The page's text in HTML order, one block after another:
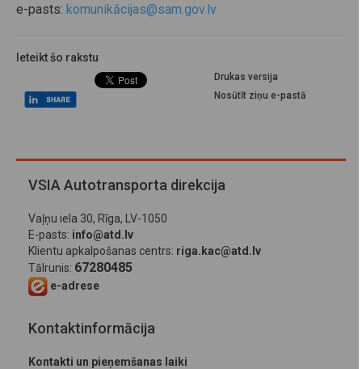
e-pasts: komunikācijas@sam.gov.lv
Ieteikt šo rakstu
Drukas versija
Nosūtīt ziņu e-pastā
VSIA Autotransporta direkcija
Vaļņu iela 30, Rīga, LV-1050
E-pasts: info@atd.lv
Klientu apkalpošanas centrs: riga.kac@atd.lv
Tālrunis: 67280485
e-adrese
Kontaktinformācija
Kontakti un pieņemšanas laiki